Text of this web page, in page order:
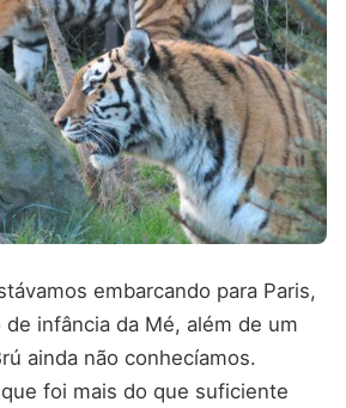
embarcando para Paris,
infância da Mé, além de um
ainda não conhecíamos.
foi mais do que suficiente